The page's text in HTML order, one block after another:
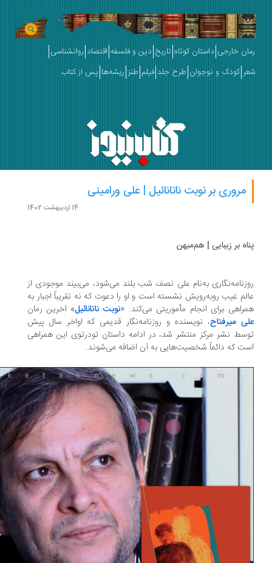
خارجی داستان کوتاه تاریخ دین و فلسفه اقتصاد روانشناسی
کودک و نوجوان طرح جلد فیلم طنز ریشه‌ها پس از کتاب
مروری بر نوبت ناتانائیل | علی ورامینی
بر زیبایی | هم‌میهن
به‌نام علی نصف شب بلند می‌شود، می‌بیند موجودی از
غیب روبه‌رویش نشسته است و او را دعوت که نه تقریباً اجبار به
برای انجام مأموریتی می‌کند. «نوبت ناتانائیل» آخرین رمان
میرفتاح، نویسنده و روزنامه‌نگار قدیمی که اواخر سال پیش
نشر مرکز منتشر شد، در ادامه داستان تودرتوی این همراهی
که دائماً شخصیت‌هایی به آن اضافه می‌شوند.